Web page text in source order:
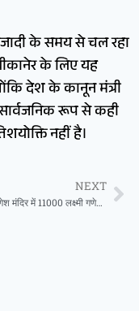
के समय से चल रहा
के लिए यह
देश के कानून मंत्री
रूप से कही
नहीं है।
NEXT
श्री आदि गणेश मंदिर में 11000 लक्ष्मी गणेश स्तोत्रतम के पाठ